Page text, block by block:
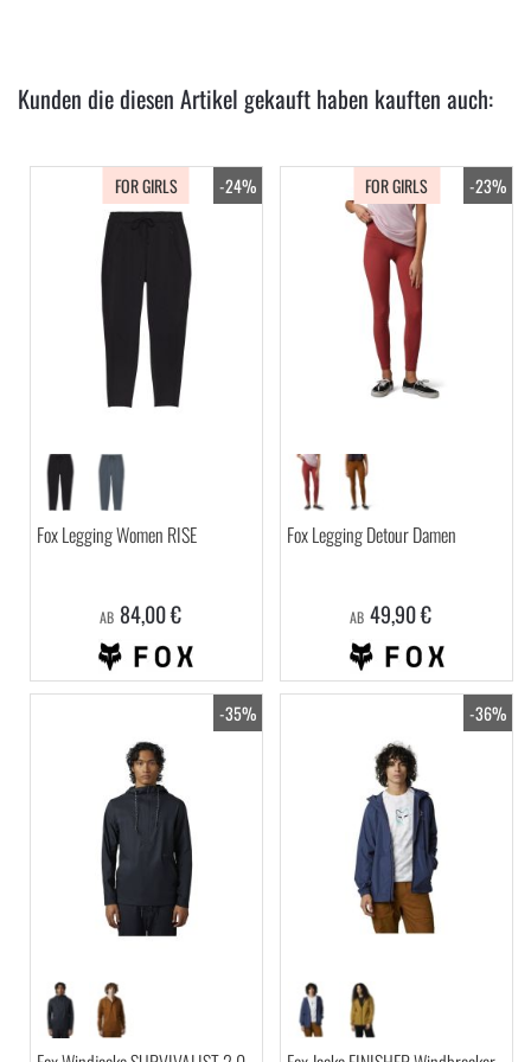
Kunden die diesen Artikel gekauft haben kauften auch:
-24%
FOR GIRLS
Fox Legging Women RISE
AB 84,00 €
-23%
FOR GIRLS
Fox Legging Detour Damen
AB 49,90 €
-35% -36%